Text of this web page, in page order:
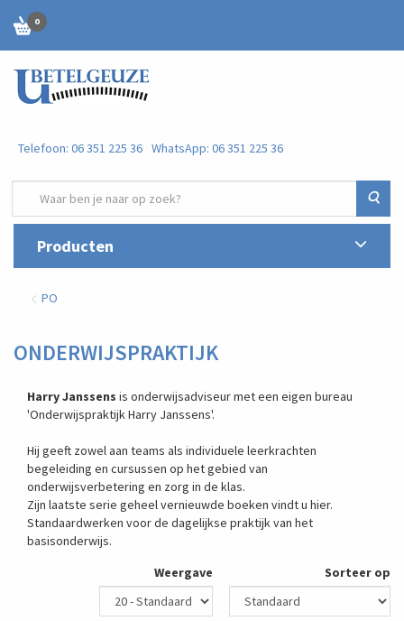
0
Telefoon: 06 351 225 36 WhatsApp: 06 351 225 36
Producten
PO
ONDERWIJSPRAKTIJK
Harry Janssens is onderwijsadviseur met een eigen bureau
'Onderwijspraktijk Harry Janssens'.
Hij geeft zowel aan teams als individuele leerkrachten
begeleiding en cursussen op het gebied van
onderwijsverbetering en zorg in de klas.
Zijn laatste serie geheel vernieuwde boeken vindt u hier.
Standaardwerken voor de dagelijkse praktijk van het
basisonderwijs.
Weergave
Sorteer op